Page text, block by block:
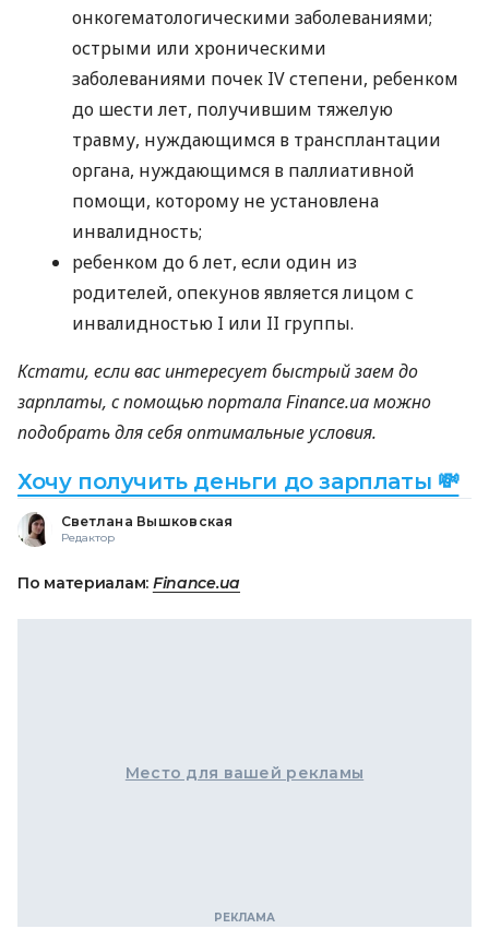
онкогематологическими заболеваниями;
острыми или хроническими
заболеваниями почек IV степени, ребенком
до шести лет, получившим тяжелую
травму, нуждающимся в трансплантации
органа, нуждающимся в паллиативной
помощи, которому не установлена ​​
инвалидность;
ребенком до 6 лет, если один из
родителей, опекунов является лицом с
инвалидностью I или II группы.
Кстати, если вас интересует быстрый заем до
зарплаты, с помощью портала Finance.ua можно
подобрать для себя оптимальные условия.
Хочу получить деньги до зарплаты 💸
Светлана Вышковская
Редактор
По материалам: Finance.ua
Место для вашей рекламы